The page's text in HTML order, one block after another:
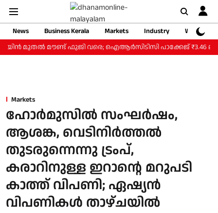
News Business Kerala Markets Industry
Web
മുതല്‍ മൗണ്ട് ഫുജി വരെ; ഐആര്‍സിടിസി പാക്കേജ് ₹3.46 ലക്ഷം
Markets
ഹോര്‍മുസില്‍ സംഘര്‍ഷം,
ആശങ്ക, വെടിനിര്‍ത്തല്‍
തുടരുന്നെന്നു ട്രംപ്,
കരാറിനുള്ള ഇറാന്റെ മറുപടി
കാത്ത് വിപണി; ഏഷ്യന്‍
വിപണികള്‍ താഴ്ചയില്‍